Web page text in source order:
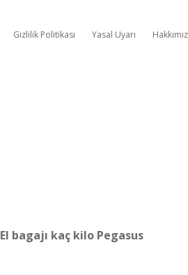
Gizlilik Politikası Yasal Uyarı
El bagajı kaç kilo Pegasus